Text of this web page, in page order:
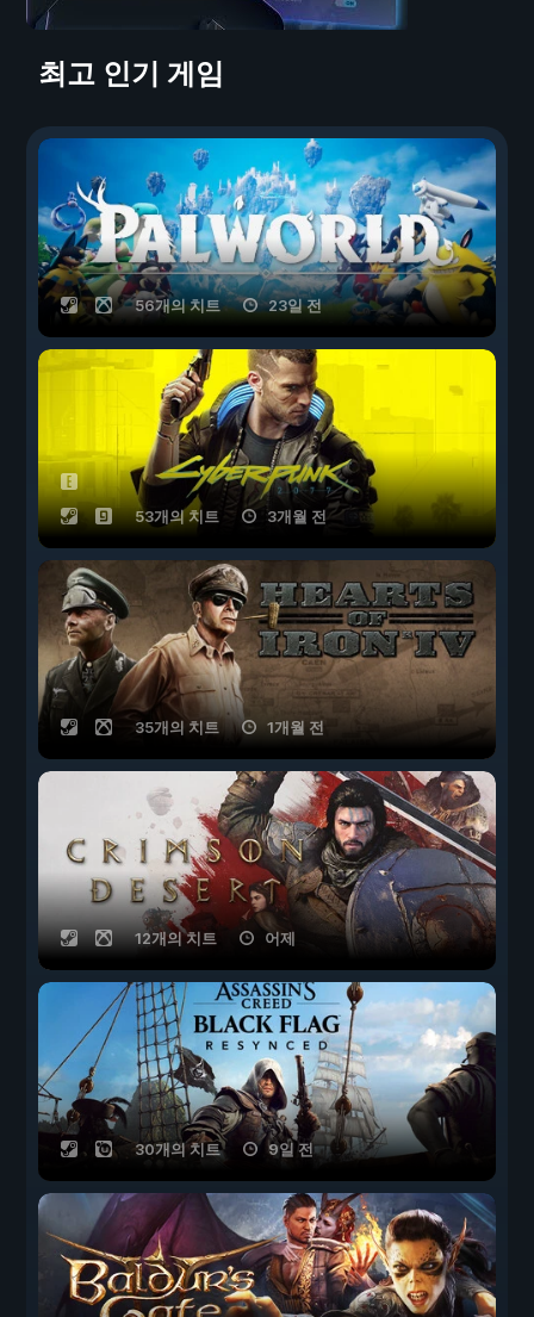
최고 인기 게임
56개의 치트 23일 전
53개의 치트 3개월 전
35개의 치트 1개월 전
12개의 치트 어제
30개의 치트 9일 전